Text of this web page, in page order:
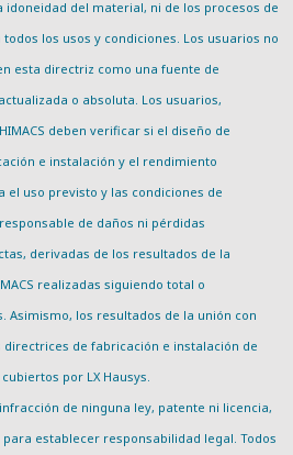
idoneidad del material, ni de los procesos de
los usos y condiciones. Los usuarios no
esta directriz como una fuente de
o absoluta. Los usuarios,
deben verificar si el diseño de
e instalación y el rendimiento
el uso previsto y las condiciones de
de daños ni pérdidas
derivadas de los resultados de la
realizadas siguiendo total o
Asimismo, los resultados de la unión con
de fabricación e instalación de
por LX Hausys.
de ninguna ley, patente ni licencia,
establecer responsabilidad legal. Todos